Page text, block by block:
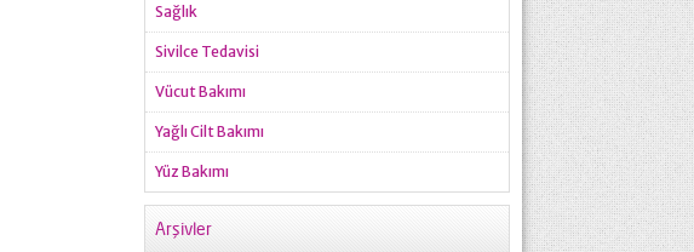
Sağlık
Sivilce Tedavisi
Vücut Bakımı
Yağlı Cilt Bakımı
Yüz Bakımı
Arşivler